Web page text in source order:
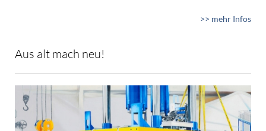
>> mehr Infos
Aus alt mach neu!